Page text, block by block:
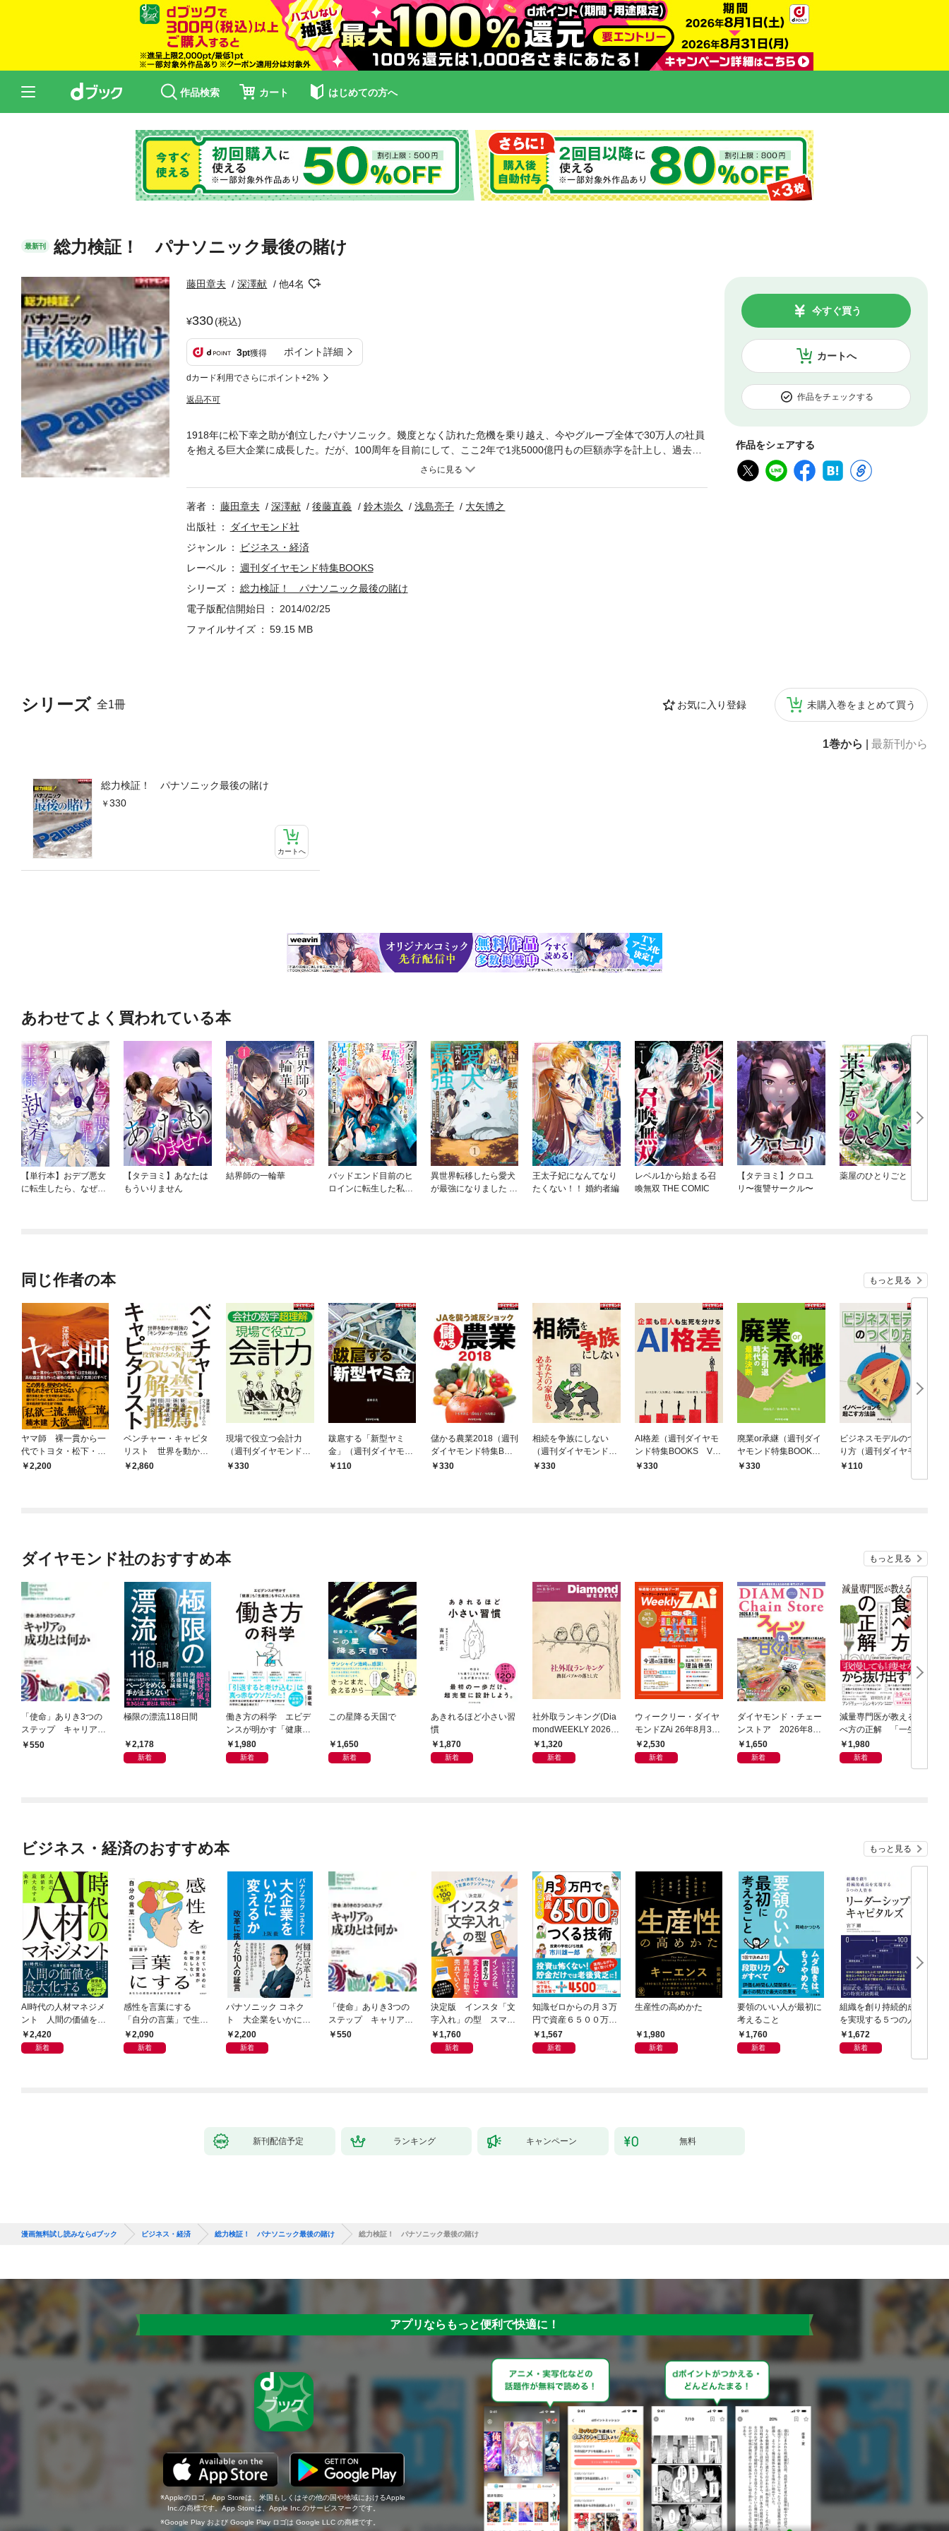
作品検索 カート はじめての方へ
最新刊 総力検証！ パナソニック最後の賭け
藤田章夫 深澤献 他4名
330(税込)
3pt獲得 ポイント詳細
dカード利用でさらにポイント+2%
返品不可
カートへ
今すぐ買う
作品をチェックする
作品をシェアする
シリーズ 全1冊 お気に入り登録 未購入巻をまとめて買う
1巻から 最新刊から
総力検証！ パナソニック最後の賭け
330
カートへ
1918年に松下幸之助が創立したパナソニック。幾度となく訪れた危機を乗り越え、今やグループ全体で30万人の社員
を抱える巨大企業に成長した。だが、100周年を目前にして、ここ2年で1兆5000億円もの巨額赤字を計上し、過去最
大の危機に瀕している。そのさなかに就任した津賀一宏社長は、テレビをはじめとする脱家電を推し進め、BtoB事業
ンテンツは含まれません。
著者 藤田章夫 深澤献 後藤直義 鈴木崇久 浅島亮子
大矢博之
出版社
ダイヤモンド社
ジャンル
ビジネス・経済
レーベル
週刊ダイヤモンド特集BOOKS
シリーズ
総力検証！ パナソニック最後の賭け
電子版配信開始日
2014/02/25
ファイルサイズ
59.15 MB
あわせてよく買われている本
【単行本】おデブ悪女
に転生したら、なぜか
【タテヨミ】あなたは
もういりません
結界師の一輪華
バッドエンド目前のヒ
ロインに転生した私、
異世界転移したら愛犬
が最強になりました ～
王太子妃になんてなり
たくない！！ 婚約者編
レベル1から始まる召
喚無双 THE COMIC
【タテヨミ】クロユ
リ〜復讐サークル〜
薬屋のひとりごと
同じ作者の本 もっと見る
ヤマ師 裸一貫から一
代でトヨタ・松下・日
立を超える高収益企業
2,200
ベンチャー・キャピタ
リスト 世界を動かす
最強の「キングメーカ
2,860
現場で役立つ会計力
（週刊ダイヤモンド特
集BOOKS Vol.408）
330
跋扈する「新型ヤミ
金」（週刊ダイヤモン
ド特集BOOKS Vol.40
110
儲かる農業2018（週刊
ダイヤモンド特集BOO
KS Vol.406）―――J
330
相続を争族にしない
（週刊ダイヤモンド特
集BOOKS Vol.404）
330
AI格差（週刊ダイヤモ
ンド特集BOOKS Vol.
402）―――企業も個
330
廃業or承継（週刊ダイ
ヤモンド特集BOOKS
Vol.398）―――大
330
ビジネスモデルのつく
り方（週刊ダイヤモン
ド特集BOOKS Vol.39
2）―――イノベーシ
110
ダイヤモンド社のおすすめ本 もっと見る
「使命」ありき3つの
ステップ キャリアの
成功とは何か
550
極限の漂流118日間
2,178
新着
働き方の科学 エビデ
ンスが明かす「健康」
も「生産性」も手に入
れる方法
1,980
新着
この星降る天国で
1,650
新着
あきれるほど小さい習
慣
1,870
新着
社外取ランキング(Dia
mondWEEKLY 2026年
8/8・15合併号)
1,320
新着
ウィークリー・ダイヤ
モンドZAi 26年8月3日
号2,530
新着
ダイヤモンド・チェー
ンストア 2026年8月
1日・15日号
1,650
新着
減量専門医が教える 食
べ方の正解 「一生太
らない体」を手に入れ
るための習慣
1,980
新着
ビジネス・経済のおすすめ本 もっと見る
AI時代の人材マネジメ
ント 人間の価値を最
大化する条件
2,420
新着
感性を言葉にする
「自分の言葉」で生き
るための教科書
2,090
新着
パナソニック コネク
ト 大企業をいかに変
えるか
2,200
新着
「使命」ありき3つの
ステップ キャリアの
成功とは何か
550
決定版 インスタ「文
字入れ」の型 スマホ
１画面で心をつかむ
「言葉のテンプレー
1,760
新着
知識ゼロからの月３万
円で資産６５００万円
つくる技術
1,567
新着
生産性の高めかた
1,980
新着
要領のいい人が最初に
考えること
1,760
新着
組織を創り持続的成長
を実現する５つの人資
本 リーダーシップ・
キャピタルズ
1,672
新着
新刊配信予定 ランキング キャンペーン 無料
漫画無料試し読みならdブック ビジネス・経済 総力検証！ パナソニック最後の賭け 総力検証！ パナソニック最後の賭け
アプリならもっと便利で快適に！
Appleのロゴ、App Storeは、米国もしくはその他の国や地域におけるApple
Inc.の商標です。App Storeは、Apple Inc.のサービスマークです。
Google Play および Google Play ロゴは Google LLC の商標です。